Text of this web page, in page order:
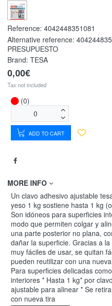
Reference: 4042448351081
Alternative reference:
PRESUPUESTO
Brand: TESA
0,00€
Tax not included
(0)
ADD TO CART
MORE INFO
Un clavo adhesivo ajustable
yeso 1 kg sostiene hasta 1 kg
Son idóneos para superficies
modo que permiten colgar y
una parte posterior no plana,
dañar la superficie. Gracias a
muy fáciles de usar, se quitan
pueden reutilizar con una
Para superficies delicadas
interiores * Hasta 1 kg* por
ajustable para alinear * Se
con nueva tira